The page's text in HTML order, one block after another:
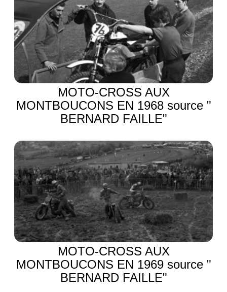
MOTO-CROSS AUX
MONTBOUCONS EN 1968 source "
BERNARD FAILLE"
MOTO-CROSS AUX
MONTBOUCONS EN 1969 source "
BERNARD FAILLE"